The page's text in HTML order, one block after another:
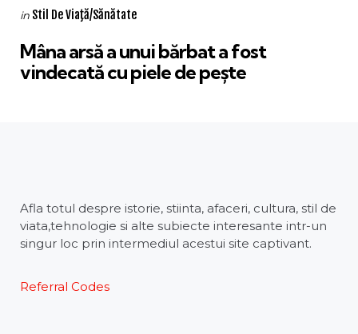
Categories
Posted
in Stil De Viaţă/Sănătate
Mâna arsă a unui bărbat a fost
vindecată cu piele de pește
Afla totul despre istorie, stiinta, afaceri, cultura, stil de
viata,tehnologie si alte subiecte interesante intr-un
singur loc prin intermediul acestui site captivant.
Referral Codes